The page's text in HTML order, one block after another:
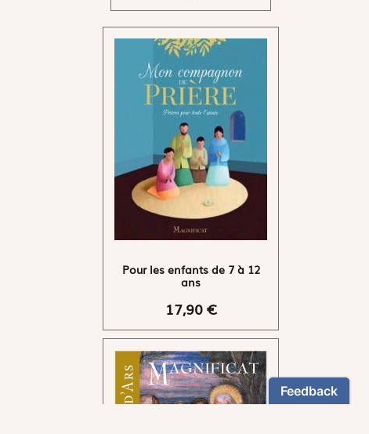
Pour les enfants de 7 à 12
ans
17,90 €